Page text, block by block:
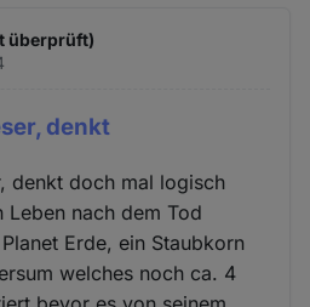
überprüft)
denkt
denkt doch mal logisch
Leben nach dem Tod
Erde, ein Staubkorn
welches noch ca. 4